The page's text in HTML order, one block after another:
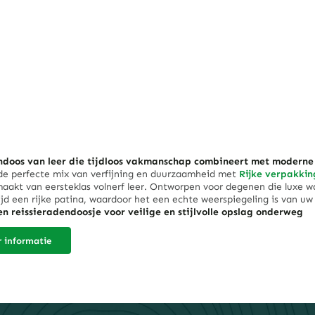
van leer die tijdloos vakmanschap combineert met
perfecte mix van verfijning en duurzaamheid met Rijke
van eersteklas volnerf leer. Ontworpen voor degenen die luxe
een rijke patina, waardoor het een echte weerspiegeling is van
reissieradendoosje voor veilige en stijlvolle opslag onderweg
die reizen, onze
sluitingen om uw stukken perfect georganiseerd te houden.
​​en tegelijkertijd een verfijnde elegantie te behouden, zorgt deze
verdelers. De natuurlijke eigenschappen van echt leer
informatie